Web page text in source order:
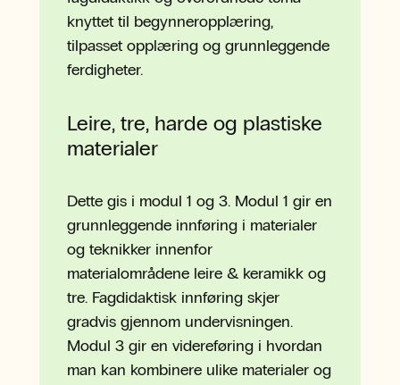
knyttet til begynneropplæring,
tilpasset opplæring og grunnleggende
ferdigheter.
Leire, tre, harde og plastiske
materialer
Dette gis i modul 1 og 3. Modul 1 gir en
grunnleggende innføring i materialer
og teknikker innenfor
materialområdene leire & keramikk og
tre. Fagdidaktisk innføring skjer
gradvis gjennom undervisningen.
Modul 3 gir en videreføring i hvordan
man kan kombinere ulike materialer og